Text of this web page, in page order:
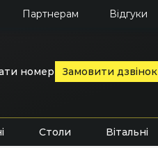
Партнерам Відгуки
номер Замовити дзвінок
Столи Вітальні